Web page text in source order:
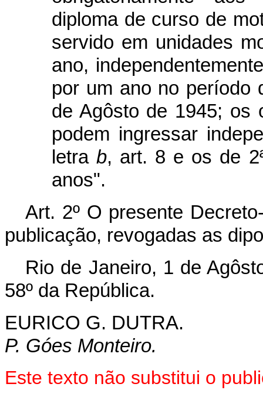
diploma de curso de
servido em unidades
ano,
por um ano no período
de Agôsto de 1945; os
podem ingressar
letrab, art. 8 e os de
anos".
Art. 2º O presente
publicação, revogadas as
Rio de Janeiro, 1 de
58º da República.
EURICO G. DUTRA.
P. Góes Monteiro.
Este texto não substitui o